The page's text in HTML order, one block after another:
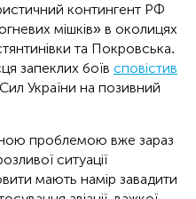
контингент РФ
мішків» в околицях
та Покровська.
запеклих боїв сповістив
України на позивний
проблемою вже зараз
ситуації
мають намір завадити